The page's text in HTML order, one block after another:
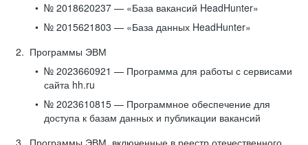
№ 2018620237 — «База вакансий HeadHunter»
№ 2015621803 — «База данных HeadHunter»
Программы ЭВМ
№ 2023660921 — Программа для работы с сервисами
сайта hh.ru
№ 2023610815 — Программное обеспечение для
доступа к базам данных и публикации вакансий
Программы ЭВМ, включенные в реестр отечественного